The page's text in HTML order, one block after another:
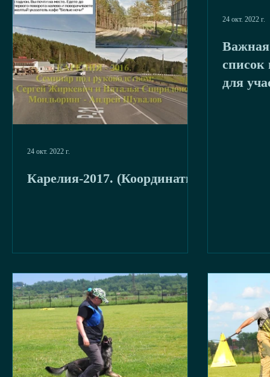
Карелия-2017. (Координаты)
24 окт. 2022 г.
список
для
24 окт. 2022 г.